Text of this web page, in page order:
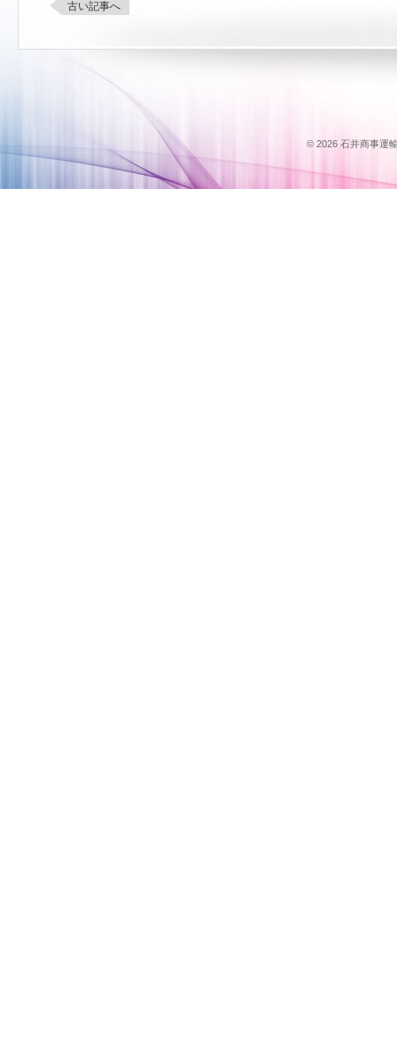
古い記事へ
© 2026 石井商事運